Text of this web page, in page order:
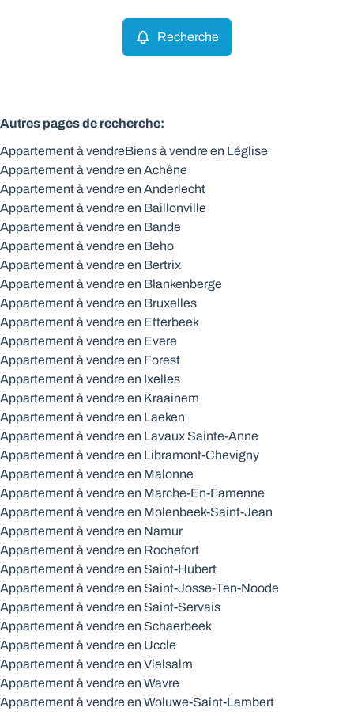
Max. budget
Chercher
Recherche
Autres pages de recherche:
Appartement à vendreBiens à vendre en Léglise
Appartement à vendre en Achêne
Appartement à vendre en Anderlecht
Appartement à vendre en Baillonville
Appartement à vendre en Bande
Appartement à vendre en Beho
Appartement à vendre en Bertrix
Appartement à vendre en Blankenberge
Appartement à vendre en Bruxelles
Appartement à vendre en Etterbeek
Appartement à vendre en Evere
Appartement à vendre en Forest
Appartement à vendre en Ixelles
Appartement à vendre en Kraainem
Appartement à vendre en Laeken
Appartement à vendre en Lavaux Sainte-Anne
Appartement à vendre en Libramont-Chevigny
Appartement à vendre en Malonne
Appartement à vendre en Marche-En-Famenne
Appartement à vendre en Molenbeek-Saint-Jean
Appartement à vendre en Namur
Appartement à vendre en Rochefort
Appartement à vendre en Saint-Hubert
Appartement à vendre en Saint-Josse-Ten-Noode
Appartement à vendre en Saint-Servais
Appartement à vendre en Schaerbeek
Appartement à vendre en Uccle
Appartement à vendre en Vielsalm
Appartement à vendre en Wavre
Appartement à vendre en Woluwe-Saint-Lambert